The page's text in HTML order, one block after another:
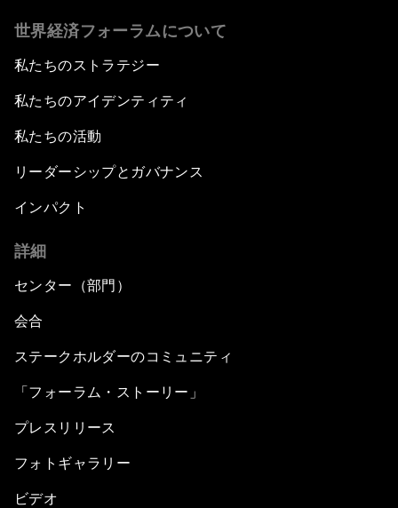
世界経済フォーラムについて
私たちのストラテジー
私たちのアイデンティティ
私たちの活動
リーダーシップとガバナンス
インパクト
詳細
センター（部門）
会合
ステークホルダーのコミュニティ
「フォーラム・ストーリー」
プレスリリース
フォトギャラリー
ビデオ